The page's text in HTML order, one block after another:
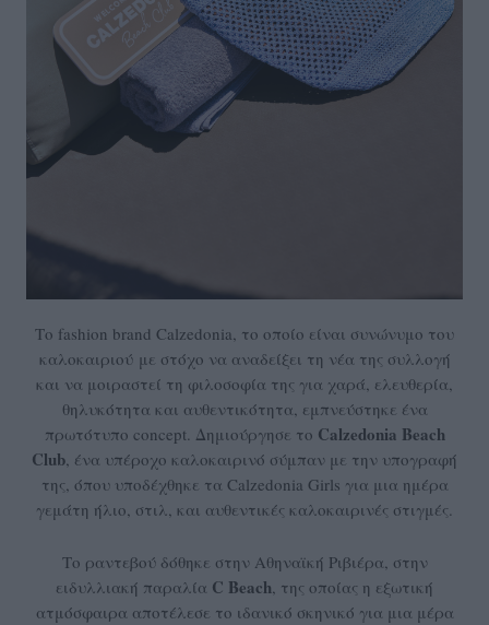
Το fashion brand Calzedonia, το οποίο είναι συνώνυμο του
καλοκαιριού με στόχο να αναδείξει τη νέα της συλλογή
και να μοιραστεί τη φιλοσοφία της για χαρά, ελευθερία,
θηλυκότητα και αυθεντικότητα, εμπνεύστηκε ένα
πρωτότυπο concept. Δημιούργησε το Calzedonia Beach
Club, ένα υπέροχο καλοκαιρινό σύμπαν με την υπογραφή
της, όπου υποδέχθηκε τα Calzedonia Girls για μια ημέρα
γεμάτη ήλιο, στιλ, και αυθεντικές καλοκαιρινές στιγμές.
Το ραντεβού δόθηκε στην Αθηναϊκή Ριβιέρα, στην
ειδυλλιακή παραλία C Beach, της οποίας η εξωτική
ατμόσφαιρα αποτέλεσε το ιδανικό σκηνικό για μια μέρα